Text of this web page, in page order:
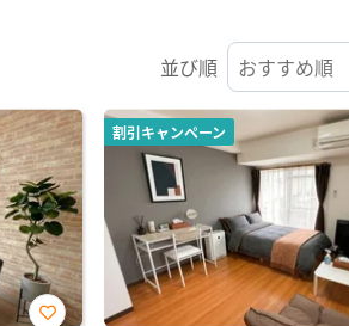
並び順
割引キャンペーン